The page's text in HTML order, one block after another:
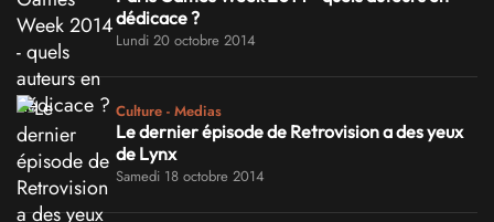
dédicace ?
Lundi 20 octobre 2014
Culture - Medias
Le dernier épisode de Retrovision a des yeux
de Lynx
Samedi 18 octobre 2014